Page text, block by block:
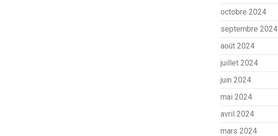
octobre 2024
septembre 2024
août 2024
juillet 2024
juin 2024
mai 2024
avril 2024
mars 2024